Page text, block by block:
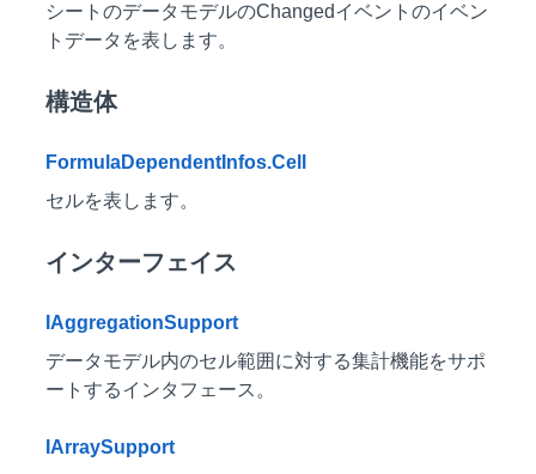
シートのデータモデルのChangedイベントのイベン
トデータを表します。
構造体
FormulaDependentInfos.Cell
セルを表します。
インターフェイス
IAggregationSupport
データモデル内のセル範囲に対する集計機能をサポ
ートするインタフェース。
IArraySupport